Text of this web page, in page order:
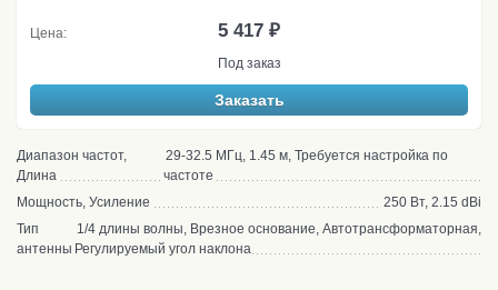
Цена: 5 417 ₽
Под заказ
Заказать
Диапазон частот,
Длина
29-32.5 МГц, 1.45 м, Требуется настройка по
частоте
Мощность, Усиление
250 Вт, 2.15 dBi
Тип
антенны
1/4 длины волны, Врезное основание, Автотрансформаторная,
Регулируемый угол наклона